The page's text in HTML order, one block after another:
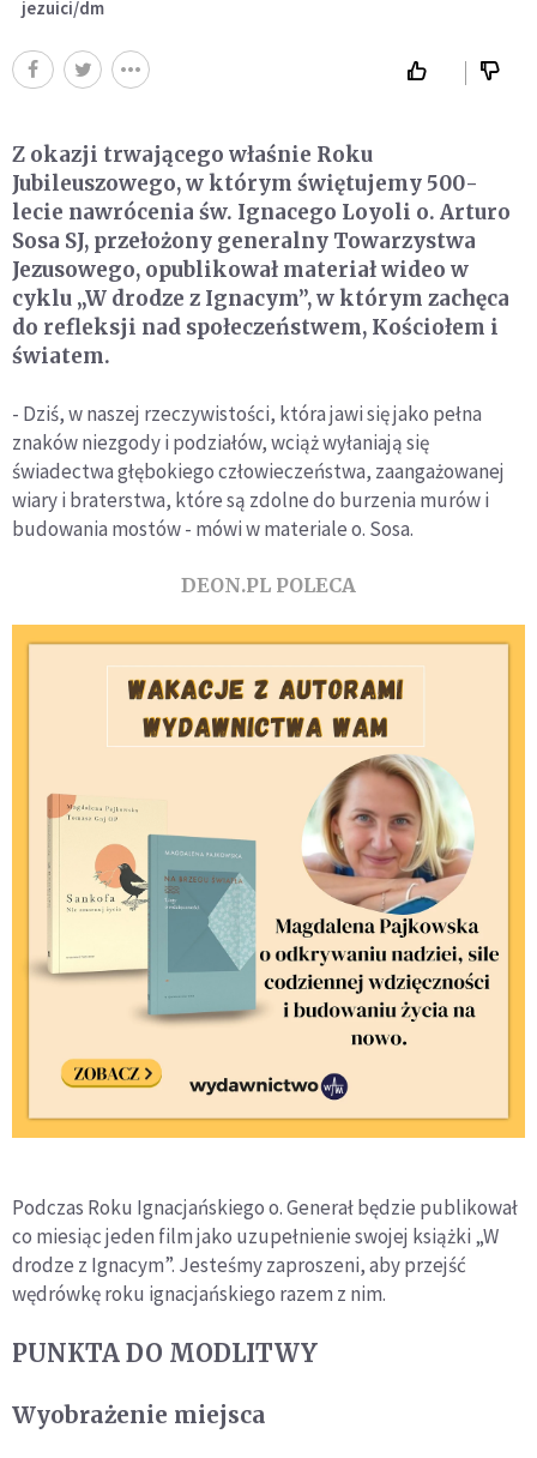
jezuici/dm
Z okazji trwającego właśnie Roku
Jubileuszowego, w którym świętujemy 500-
lecie nawrócenia św. Ignacego Loyoli o. Arturo
Sosa SJ, przełożony generalny Towarzystwa
Jezusowego, opublikował materiał wideo w
cyklu „W drodze z Ignacym”, w którym zachęca
do refleksji nad społeczeństwem, Kościołem i
światem.
- Dziś, w naszej rzeczywistości, która jawi się jako pełna
znaków niezgody i podziałów, wciąż wyłaniają się
świadectwa głębokiego człowieczeństwa, zaangażowanej
wiary i braterstwa, które są zdolne do burzenia murów i
budowania mostów - mówi w materiale o. Sosa.
DEON.PL POLECA
Podczas Roku Ignacjańskiego o. Generał będzie publikował
co miesiąc jeden film jako uzupełnienie swojej książki „W
drodze z Ignacym”. Jesteśmy zaproszeni, aby przejść
wędrówkę roku ignacjańskiego razem z nim.
PUNKTA DO MODLITWY
Wyobrażenie miejsca